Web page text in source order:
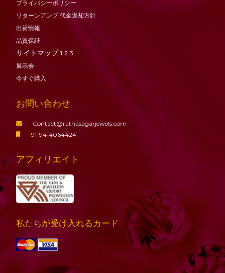
プライバシーポリシー
リターンアンプ;代金返却方針
出荷情報
品質保証
サイトマップ 1 2 3
展示会
今すぐ購入
お問い合わせ
Contact@ratnasagarjewels.com
91-9414064424
アフィリエイト
私たちが受け入れるカード